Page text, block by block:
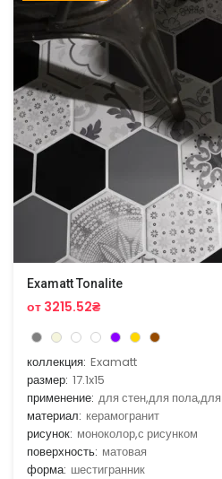
Examatt Tonalite
от 3215.52₴
коллекция: Examatt
размер: 17.1x15
применение: для стен,для пола,для
материал: керамогранит
рисунок: моноколор,с рисунком
поверхность: матовая
форма: шестигранник